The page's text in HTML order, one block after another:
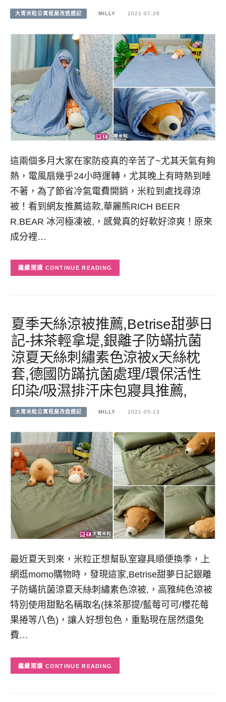
大胃米粒公寓租屋改造週記 MILLY 2021-07-28
這兩個多月大家在家防疫真的辛苦了~尤其天氣有夠
熱，電風扇幾乎24小時運轉，尤其晚上有時熱到睡
不著，為了節省冷氣電費開銷，米粒到處找尋涼
被！看到網友推薦這款,華麗熊RICH BEER
R.BEAR 冰河極凍被,，感覺真的好軟好涼爽！原來
成分裡…
CONTINUE READING
夏季天絲涼被推薦,Betrise甜夢日
記-抹茶輕拿堤,銀離子防蟎抗菌
涼夏天絲刺繡素色涼被x天絲枕
套,德國防蹣抗菌處理/環保活性
印染/吸濕排汗床包寢具推薦,
大胃米粒公寓租屋改造週記 MILLY 2021-05-13
最近夏天到來，米粒正想幫臥室寢具順便換季，上
網逛momo購物時，發現這家,Betrise甜夢日記銀離
子防蟎抗菌涼夏天絲刺繡素色涼被,，高雅純色涼被
特別使用甜點名稱取名(抹茶那提/藍莓可可/櫻花莓
果捲等八色)，讓人好想包色，重點現在居然還免
費…
CONTINUE READING